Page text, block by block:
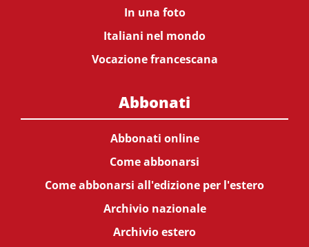
In una foto
Italiani nel mondo
Vocazione francescana
Abbonati
Abbonati online
Come abbonarsi
Come abbonarsi all'edizione per l'estero
Archivio nazionale
Archivio estero